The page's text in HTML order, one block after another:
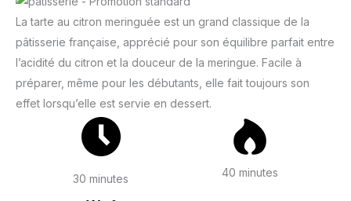
La tarte au citron meringuée est un grand classique de la
pâtisserie française, apprécié pour son équilibre parfait entre
l’acidité du citron et la douceur de la meringue. Facile à
préparer, même pour les débutants, elle fait toujours son
effet lorsqu’elle est servie en dessert.
30 minutes 40 minutes